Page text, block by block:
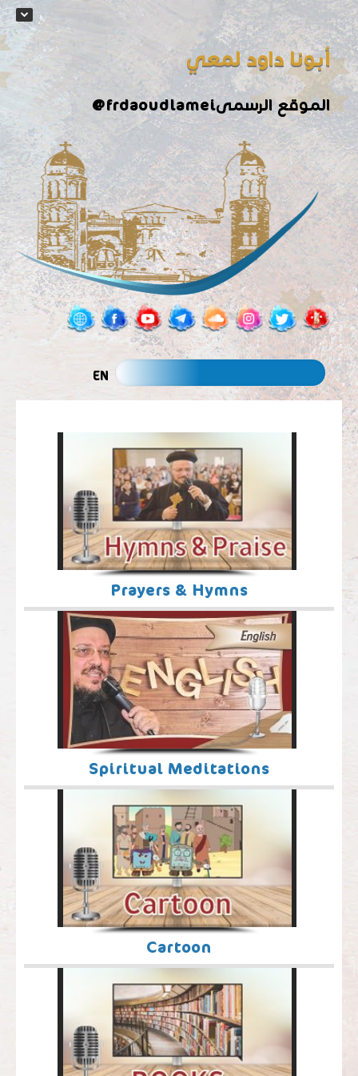
EN
أبونا داود لمعي
الموقع الرسمى@frdaoudlamei
Prayers & Hymns
Spiritual Meditations
Cartoon